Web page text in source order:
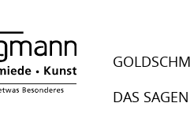
DAS